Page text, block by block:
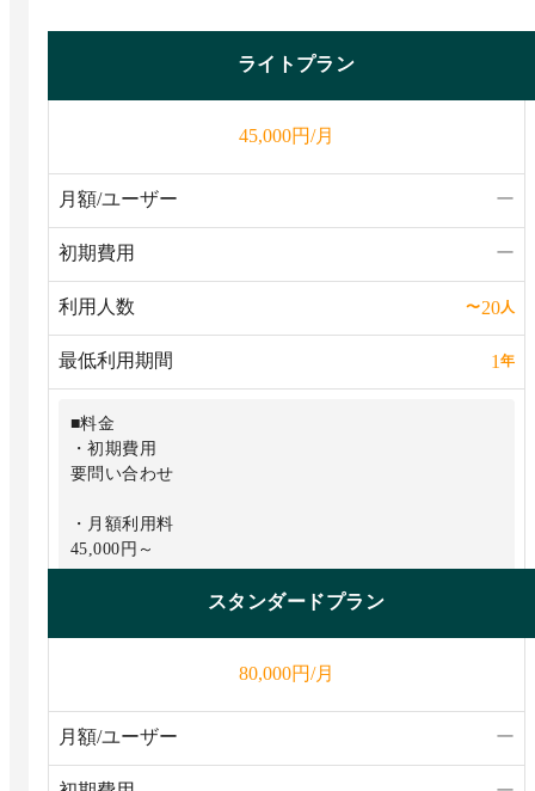
ライトプラン
45,000円/月
月額/ユーザー ー
初期費用 ー
利用人数 〜20人
最低利用期間 1 年
■料金
・初期費用
要問い合わせ
・月額利用料
45,000円～
・メールやSlackによる通知
・フォームのカスタマイズや外部公開
スタンダードプラン
80,000円/月
月額/ユーザー ー